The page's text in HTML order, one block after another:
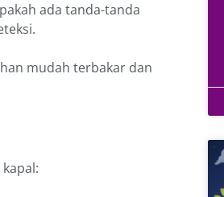
ada tanda-tanda
mudah terbakar dan